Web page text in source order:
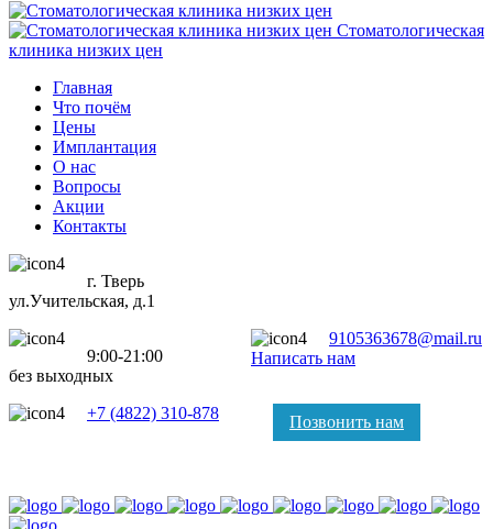
Стоматологическая
клиника низких цен
Главная
Что почём
Цены
Имплантация
О нас
Вопросы
Акции
Контакты
г. Тверь
ул.Учительская, д.1
9:00-21:00
без выходных
9105363678@mail.ru
Написать нам
+7 (4822) 310-878 Позвонить нам